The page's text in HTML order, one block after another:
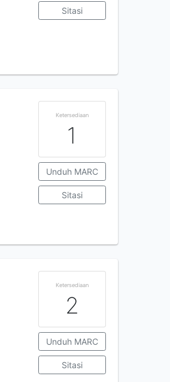
Sitasi
Ketersediaan
1
Unduh MARC
Sitasi
Ketersediaan
2
Unduh MARC
Sitasi